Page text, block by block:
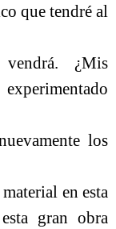
que tendré al
¿Mis
experimentado
los
en esta
gran obra